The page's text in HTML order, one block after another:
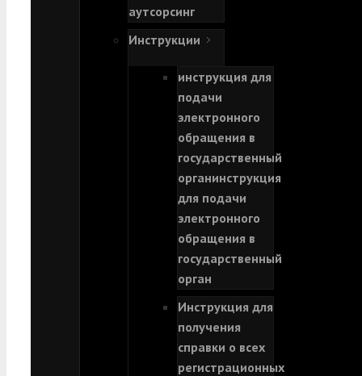
аутсорсинг
Инструкции
инструкция для
подачи
электронного
обращения в
государственный
органинструкция
для подачи
электронного
обращения в
государственный
орган
Инструкция для
получения
справки о всех
регистрационных